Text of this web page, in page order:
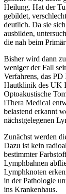
Heilung. Hat der
gebildet,
deutlich. Da sie
ausbilden,
die nah beim
Bisher wird dann
weniger der Fall
Verfahrens, das
Hautklinik des UK
Optoakustische
iThera Medical
belastend erkannt
nächstgelegenen
Zunächst werden
Dazu ist kein
bestimmter
Lymphbahnen
Lymphknoten
in der Pathologie
ins Krankenhaus.